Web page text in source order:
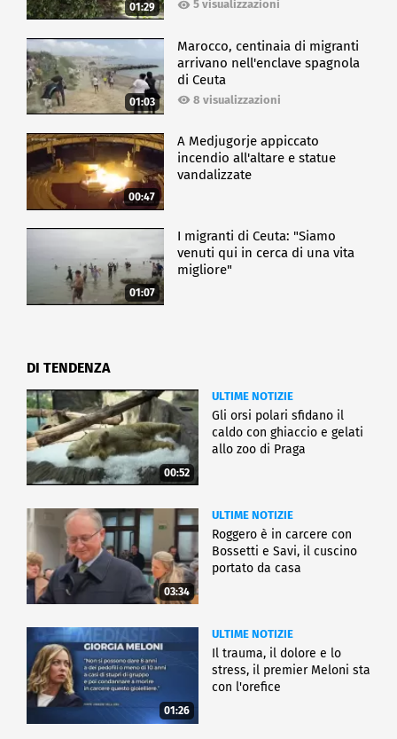
01:29 5 visualizzazioni
01:03
Marocco, centinaia di migranti
arrivano nell'enclave spagnola
di Ceuta
8 visualizzazioni
00:47
A Medjugorje appiccato
incendio all'altare e statue
vandalizzate
01:07
I migranti di Ceuta: "Siamo
venuti qui in cerca di una vita
migliore"
DI TENDENZA
00:52
ULTIME NOTIZIE
Gli orsi polari sfidano il
caldo con ghiaccio e gelati
allo zoo di Praga
03:34
ULTIME NOTIZIE
Roggero è in carcere con
Bossetti e Savi, il cuscino
portato da casa
01:26
ULTIME NOTIZIE
Il trauma, il dolore e lo
stress, il premier Meloni sta
con l'orefice